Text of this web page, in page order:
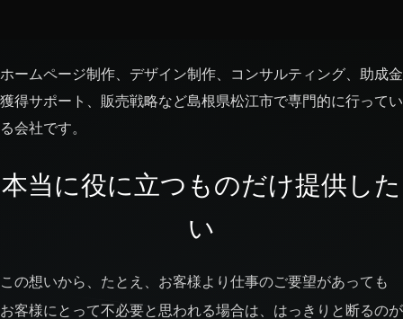
ホームページ制作、デザイン制作、コンサルティング、助成金
獲得サポート、販売戦略など島根県松江市で専門的に行ってい
る会社です。
本当に役に立つものだけ提供した
い
この想いから、たとえ、お客様より仕事のご要望があっても
お客様にとって不必要と思われる場合は、はっきりと断るのが